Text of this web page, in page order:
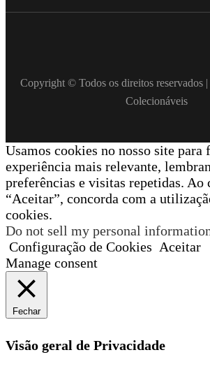
Copyright © Todos os direitos reservados
Colecionáveis
Usamos cookies no nosso site para
experiência mais relevante,
preferências e visitas repetidas. Ao
“Aceitar”, concorda com a
cookies.
Do not sell my personal
Configuração de Cookies Aceitar
Manage consent
Fechar
Visão geral de Privacidade